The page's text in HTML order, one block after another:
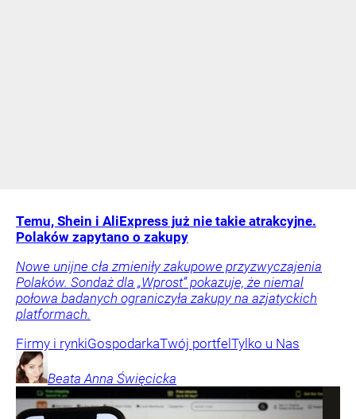
Temu, Shein i AliExpress już nie takie atrakcyjne.
Polaków zapytano o zakupy
Nowe unijne cła zmieniły zakupowe przyzwyczajenia
Polaków. Sondaż dla „Wprost” pokazuje, że niemal
połowa badanych ograniczyła zakupy na azjatyckich
platformach.
Firmy i rynkiGospodarkaTwój portfel Tylko u Nas
Beata Anna Święcicka